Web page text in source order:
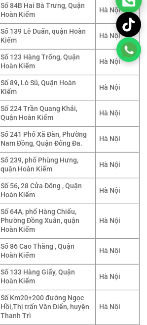
Số 84B Hai Bà Trưng, Quận
Hoàn Kiếm
Hà Nội
Số 139 Lê Duẩn, quận Hoàn
Kiếm
Hà Nội
Số 123 Hàng Trống, Quận
Hoàn Kiếm
Hà Nội
Số 89, Lò Sũ, Quận Hoàn
Kiếm
Hà Nội
Số 224 Trần Quang Khải,
Quận Hoàn Kiếm
Hà Nội
Số 241 Phố Xã Đàn, Phường
Nam Đồng, Quận Đống Đa.
Hà Nội
Số 239, phố Phùng Hưng,
quận Hoàn Kiếm
Hà Nội
Số 56, 28 Cửa Đông , Quận
Hoàn Kiếm
Hà Nội
Số 64A, phố Hàng Chiếu,
Phường Đồng Xuân, quận
Hoàn Kiếm
Hà Nội
Số 86 Cao Thắng , Quận
Hoàn Kiếm
Hà Nội
Số 133 Hàng Giấy, Quận
Hoàn Kiếm
Hà Nội
Số Km20+200 đường Ngọc
Hồi,Thị trấn Văn Điển, huyện
Thanh Trì
Hà Nội